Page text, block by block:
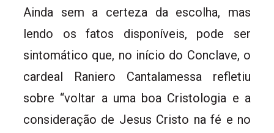
Ainda sem a certeza da escolha, mas
lendo os fatos disponíveis, pode ser
sintomático que, no início do Conclave, o
cardeal Raniero Cantalamessa refletiu
sobre “voltar a uma boa Cristologia e a
consideração de Jesus Cristo na fé e no